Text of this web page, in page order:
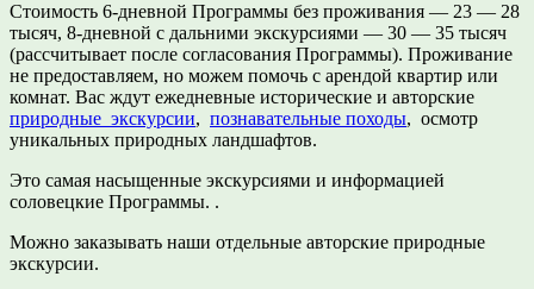
Стоимость 6-дневной Программы без проживания — 23 — 28
тысяч, 8-дневной с дальними экскурсиями — 30 — 35 тысяч
(рассчитывает после согласования Программы). Проживание
не предоставляем, но можем помочь с арендой квартир или
комнат. Вас ждут ежедневные исторические и авторские
природные экскурсии, познавательные походы, осмотр
уникальных природных ландшафтов.
Это самая насыщенные экскурсиями и информацией
соловецкие Программы. .
Можно заказывать наши отдельные авторские природные
экскурсии.